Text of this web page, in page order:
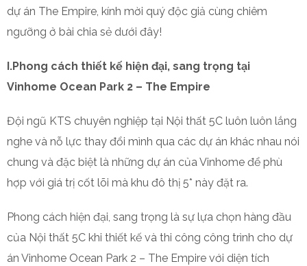
dự án The Empire, kính mời quý độc giả cùng chiêm
ngưỡng ở bài chia sẻ dưới đây!
I.Phong cách thiết kế hiện đại, sang trọng tại
Vinhome Ocean Park 2 – The Empire
Đội ngũ KTS chuyên nghiệp tại Nội thất 5C luôn luôn lắng
nghe và nỗ lực thay đổi mình qua các dự án khác nhau nói
chung và đặc biệt là những dự án của Vinhome để phù
hợp với giá trị cốt lõi mà khu đô thị 5* này đặt ra.
Phong cách hiện đại, sang trọng là sự lựa chọn hàng đầu
của Nội thất 5C khi thiết kế và thi công công trình cho dự
án Vinhome Ocean Park 2 – The Empire với diện tích